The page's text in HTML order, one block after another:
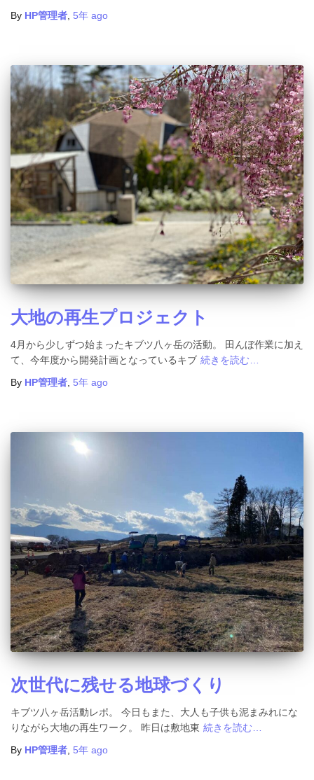
By HP管理者 5年 ago
大地の再生プロジェクト
4月から少しずつ始まったキブツ八ヶ岳の活動。 田んぼ作業に加え
て、今年度から開発計画となっているキブ 続きを読む…
By HP管理者 5年 ago
次世代に残せる地球づくり
キブツ八ヶ岳活動レポ。 今日もまた、大人も子供も泥まみれにな
りながら大地の再生ワーク。 昨日は敷地東 続きを読む…
By HP管理者 5年 ago